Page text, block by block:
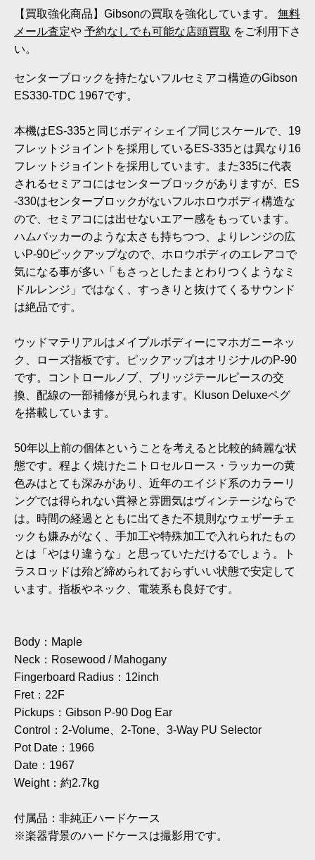
【買取強化商品】Gibsonの買取を強化しています。 無料
メール査定や 予約なしでも可能な店頭買取 をご利用下さ
い。
センターブロックを持たないフルセミアコ構造のGibson
ES330-TDC 1967です。
本機はES-335と同じボディシェイプ同じスケールで、19
フレットジョイントを採用しているES-335とは異なり16
フレットジョイントを採用しています。また335に代表
されるセミアコにはセンターブロックがありますが、ES
-330はセンターブロックがないフルホロウボディ構造な
ので、セミアコには出せないエアー感をもっています。
ハムバッカーのような太さも持ちつつ、よりレンジの広
いP-90ピックアップなので、ホロウボディのエレアコで
気になる事が多い「もさっとしたまとわりつくようなミ
ドルレンジ」ではなく、すっきりと抜けてくるサウンド
は絶品です。
ウッドマテリアルはメイプルボディーにマホガニーネッ
ク、ローズ指板です。ピックアップはオリジナルのP-90
です。コントロールノブ、ブリッジテールピースの交
換、配線の一部補修が見られます。Kluson Deluxeペグ
を搭載しています。
50年以上前の個体ということを考えると比較的綺麗な状
態です。程よく焼けたニトロセルロース・ラッカーの黄
色みはとても深みがあり、近年のエイジド系のカラーリ
ングでは得られない貫禄と雰囲気はヴィンテージならで
は。時間の経過とともに出てきた不規則なウェザーチェ
ックも嫌みがなく、手加工や特殊加工で入れられたもの
とは「やはり違うな」と思っていただけるでしょう。ト
ラスロッドは殆ど締められておらずいい状態で安定して
います。指板やネック、電装系も良好です。
Body：Maple
Neck：Rosewood / Mahogany
Fingerboard Radius：12inch
Fret：22F
Pickups：Gibson P-90 Dog Ear
Control：2-Volume、2-Tone、3-Way PU Selector
Pot Date：1966
Date：1967
Weight：約2.7kg
付属品：非純正ハードケース
※楽器背景のハードケースは撮影用です。